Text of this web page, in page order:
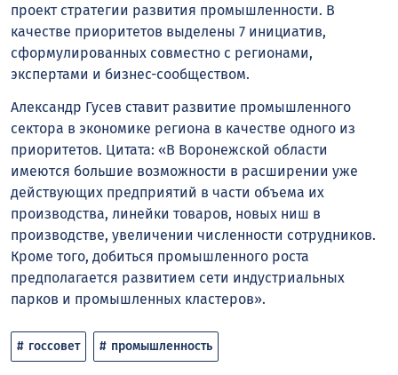
проект стратегии развития промышленности. В
качестве приоритетов выделены 7 инициатив,
сформулированных совместно с регионами,
экспертами и бизнес-сообществом.
Александр Гусев ставит развитие промышленного
сектора в экономике региона в качестве одного из
приоритетов. Цитата: «В Воронежской области
имеются большие возможности в расширении уже
действующих предприятий в части объема их
производства, линейки товаров, новых ниш в
производстве, увеличении численности сотрудников.
Кроме того, добиться промышленного роста
предполагается развитием сети индустриальных
парков и промышленных кластеров».
госсовет промышленность